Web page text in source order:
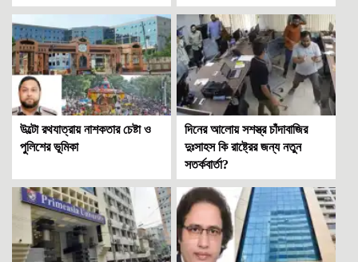
উল্টো রথযাত্রায় নাশকতার চেষ্টা ও
পুলিশের ভূমিকা
দিনের আলোয় সশস্ত্র চাঁদাবাজির
দুঃসাহস কি রাষ্ট্রের জন্য নতুন
সতর্কবার্তা?